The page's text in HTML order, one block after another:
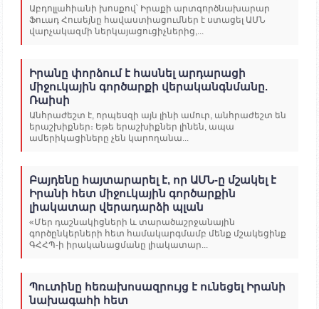
Աբդոլլահիանի խոսքով՝ Իրաքի արտգործնախարար
Ֆուադ Հուսեյնը հավաստիացումներ է ստացել ԱՄՆ
վարչակազմի ներկայացուցիչներից,...
Իրանը փորձում է հասնել արդարացի
միջուկային գործարքի վերականգնմանը.
Ռաիսի
Անհրաժեշտ է, որպեսզի այն լինի ամուր, անհրաժեշտ են
երաշխիքներ։ Եթե երաշխիքներ լինեն, ապա
ամերիկացիները չեն կարողանա...
Բայդենը հայտարարել է, որ ԱՄՆ-ը մշակել է
Իրանի հետ միջուկային գործարքին
լիակատար վերադարձի պլան
«Մեր դաշնակիցների և տարածաշրջանային
գործընկերների հետ համակարգմամբ մենք մշակեցինք
ԳՀՀՊ-ի իրականացմանը լիակատար...
Պուտինը հեռախոսազրույց է ունեցել Իրանի
նախագահի հետ